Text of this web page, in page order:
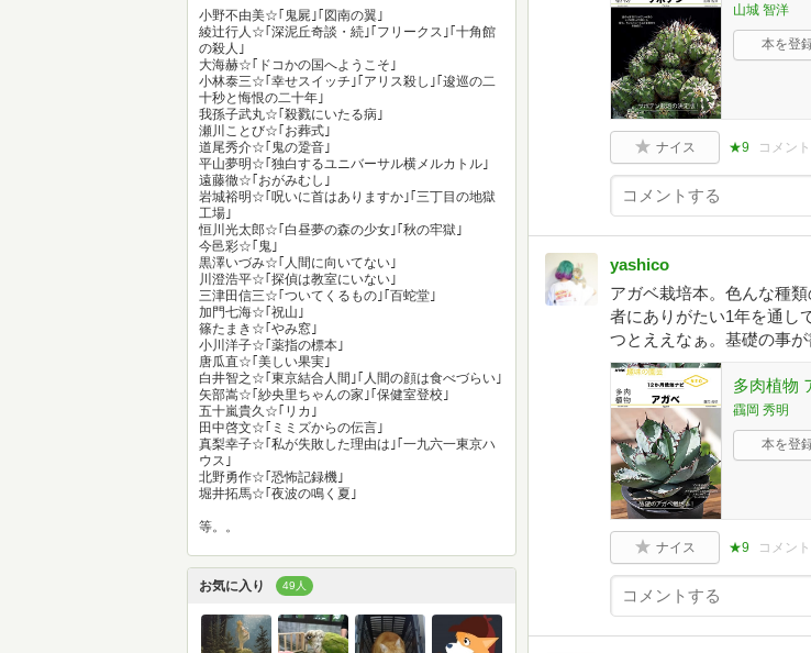
山城 智洋
本を登
ナイス ★9 コメン
yashico
アガベ栽培本。色んな種
者にありがたい1年を通し
つとええなぁ。基礎の事
多肉植物
靍岡 秀明
本を登
ナイス ★9 コメン
小野不由美☆｢鬼屍｣｢図南の翼｣
綾辻行人☆｢深泥丘奇談・続｣｢フリークス｣｢十角館
の殺人｣
大海赫☆｢ドコかの国へようこそ｣
小林泰三☆｢幸せスイッチ｣｢アリス殺し｣｢逡巡の二
十秒と悔恨の二十年｣
我孫子武丸☆｢殺戮にいたる病｣
瀬川ことび☆｢お葬式｣
道尾秀介☆｢鬼の跫音｣
平山夢明☆｢独白するユニバーサル横メルカトル｣
遠藤徹☆｢おがみむし｣
岩城裕明☆｢呪いに首はありますか｣｢三丁目の地獄
工場｣
恒川光太郎☆｢白昼夢の森の少女｣｢秋の牢獄｣
今邑彩☆｢鬼｣
黒澤いづみ☆｢人間に向いてない｣
川澄浩平☆｢探偵は教室にいない｣
三津田信三☆｢ついてくるもの｣｢百蛇堂｣
加門七海☆｢祝山｣
篠たまき☆｢やみ窓｣
小川洋子☆｢薬指の標本｣
唐瓜直☆｢美しい果実｣
白井智之☆｢東京結合人間｣｢人間の顔は食べづらい｣
矢部嵩☆｢紗央里ちゃんの家｣｢保健室登校｣
五十嵐貴久☆｢リカ｣
田中啓文☆｢ミミズからの伝言｣
真梨幸子☆｢私が失敗した理由は｣｢一九六一東京ハ
ウス｣
北野勇作☆｢恐怖記録機｣
堀井拓馬☆｢夜波の鳴く夏｣
等。。
お気に入り 49人